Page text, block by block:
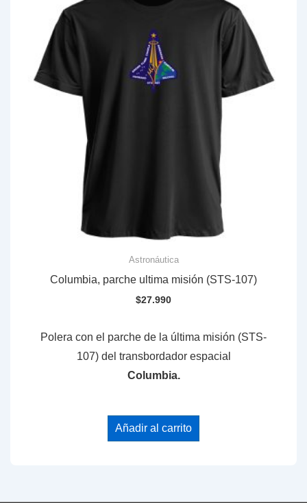
Astronáutica
Columbia, parche ultima misión (STS-107)
$27.990
Polera con el parche de la última misión (STS-
107) del transbordador espacial
Columbia.
Añadir al carrito